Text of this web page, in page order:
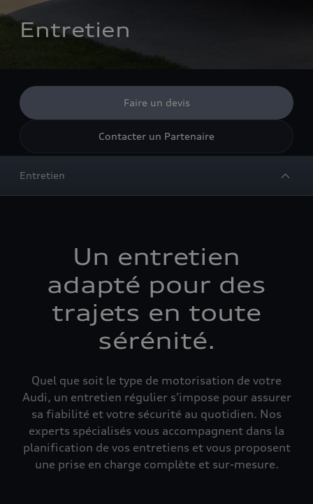
Entretien
Faire un devis
Contacter un Partenaire
Entretien
Un entretien
adapté pour des
trajets en toute
sérénité.
Quel que soit le type de motorisation de votre
Audi, un entretien régulier s’impose pour assurer
sa fiabilité et votre sécurité au quotidien. Nos
experts spécialisés vous accompagnent dans la
planification de vos entretiens et vous proposent
une prise en charge complète et sur-mesure.